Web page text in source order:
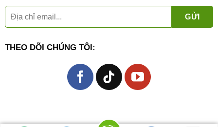
THEO DÕI CHÚNG TÔI: